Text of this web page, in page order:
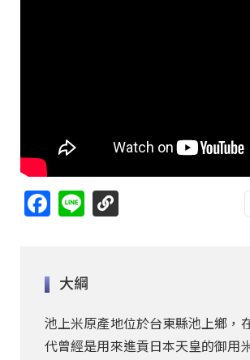
Facebook
Line
大綱
池上米原產地位於台東縣池上鄉，
代曾經是用來進貢日本天皇的御用